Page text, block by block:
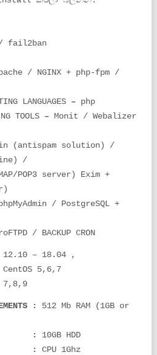
fail2ban
/ NGINX + php-fpm /
LANGUAGES– php
TOOLS – Monit / Webalizer
(antispam solution) /
/
POP3 server) Exim +
/ PostgreSQL +
/ BACKUP CRON
12.10 – 18.04 ,
CentOS 5,6,7
7,8,9
: 512 Mb RAM (1GB or
10GB HDD
CPU 1Ghz